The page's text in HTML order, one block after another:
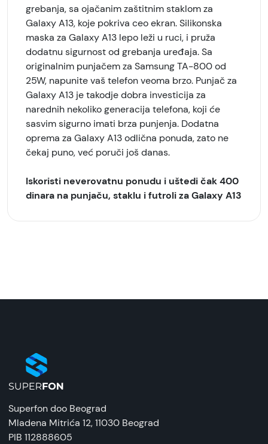
grebanja, sa ojačanim zaštitnim staklom za
Galaxy A13, koje pokriva ceo ekran. Silikonska
maska za Galaxy A13 lepo leži u ruci, i pruža
dodatnu sigurnost od grebanja uređaja. Sa
originalnim punjačem za Samsung TA-800 od
25W, napunite vaš telefon veoma brzo. Punjač za
Galaxy A13 je takodje dobra investicija za
narednih nekoliko generacija telefona, koji će
sasvim sigurno imati brza punjenja. Dodatna
oprema za Galaxy A13 odlična ponuda, zato ne
čekaj puno, već poruči još danas.
Iskoristi neverovatnu ponudu i uštedi čak 400
dinara na punjaču, staklu i futroli za Galaxy A13
Superfon doo Beograd
Mladena Mitrića 12, 11030 Beograd
PIB 112888605